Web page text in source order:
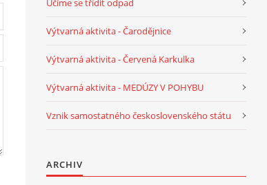
Výtvarná aktivita - Čarodějnice
Výtvarná aktivita - Červená Karkulka
Výtvarná aktivita - MEDÚZY V POHYBU
Vznik samostatného československého státu
ARCHIV